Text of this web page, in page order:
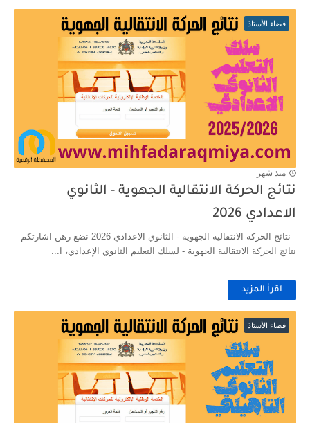
فضاء الأستاذ
منذ شهر
نتائج الحركة الانتقالية الجهوية - الثانوي
الاعدادي 2026
نتائج الحركة الانتقالية الجهوية - الثانوي الاعدادي 2026 نضع رهن اشارتكم
نتائج الحركة الانتقالية الجهوية - لسلك التعليم الثانوي الإعدادي، ا...
اقرأ المزيد
فضاء الأستاذ